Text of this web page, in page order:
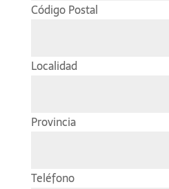
Código Postal
Localidad
Provincia
Teléfono